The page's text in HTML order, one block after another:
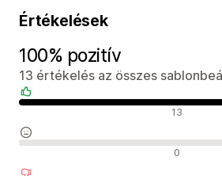
Értékelések
100% pozitív
13 értékelés az összes
Pozitív értékelések 13
Semleges értékelések 0